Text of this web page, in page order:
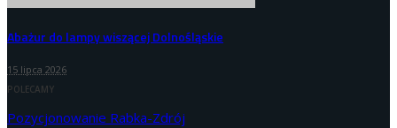
Abażur do lampy wiszącej Dolnośląskie
15 lipca 2026
POLECAMY
Pozycjonowanie Rabka-Zdrój